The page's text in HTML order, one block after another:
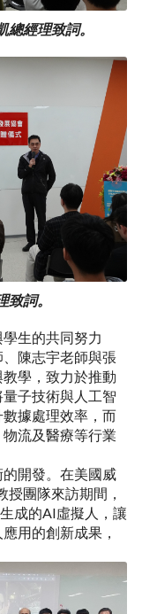
經理致詞。
詞。
生的共同努力
陳志宇老師與張
學，致力於推動
子技術與人工智
據處理效率，而
流及醫療等行業
開發。在美國威
團隊來訪期間，
成的AI虛擬人，讓
用的創新成果，